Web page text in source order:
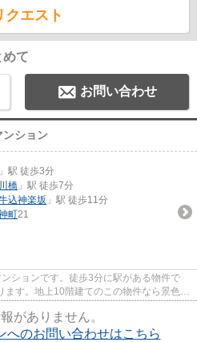
クエスト
めて
お問い合わせ
ション
」駅 徒歩3分
橋 」駅 徒歩7分
込神楽坂 」駅 徒歩11分
町21
ションです。徒歩3分に駅がある物件で
す。地上10階建てのこの物件なら景色も
がありません。
へのお問い合わせはこちら